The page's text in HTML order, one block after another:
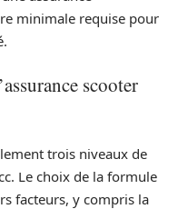
minimale requise pour
scooter
trois niveaux de
Le choix de la formule
facteurs, y compris la